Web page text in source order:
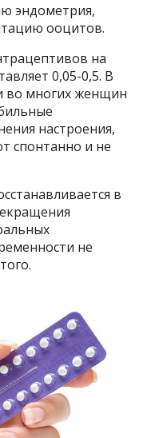
эндометрия,
ооцитов.
на
0,05-0,5. В
во многих женщин
настроения,
спонтанно и не
в
не